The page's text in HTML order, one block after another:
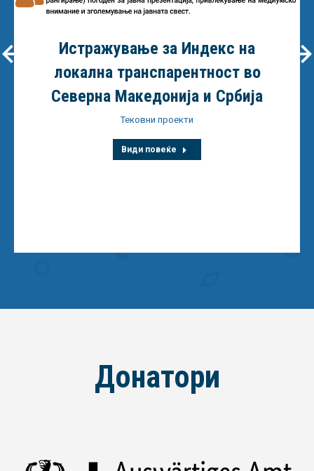
Истражување за Индекс на
локална транспарентност во
Северна Македонија и Србија
Тековни проекти
Види повеќе
Донатори